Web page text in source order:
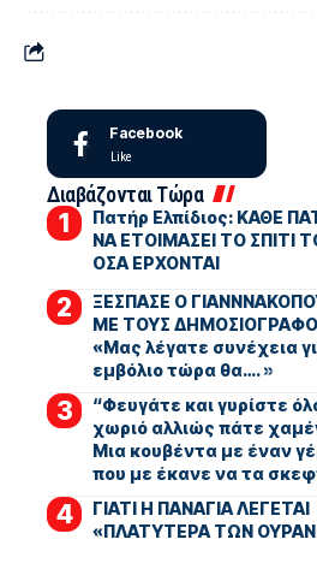
Facebook
Like
Διαβάζονται Τώρα
Πατήρ Ελπίδιος: ΚΑΘΕ
ΝΑ ΕΤΟΙΜΑΣΕΙ ΤΟ ΣΠΙΤΙ
ΟΣΑ ΕΡΧΟΝΤΑΙ
ΞΕΣΠΑΣΕ Ο
ΜΕ ΤΟΥΣ
«Μας λέγατε συνέχεια
εμβόλιο τώρα θα…. »
“Φευγάτε και γυρίστε
χωριό αλλιώς πάτε
Μια κουβέντα με έναν
που με έκανε να τα
ΓΙΑΤΙ Η ΠΑΝΑΓΙΑ ΛΕΓΕΤΑΙ
«ΠΛΑΤΥΤΕΡΑ ΤΩΝ